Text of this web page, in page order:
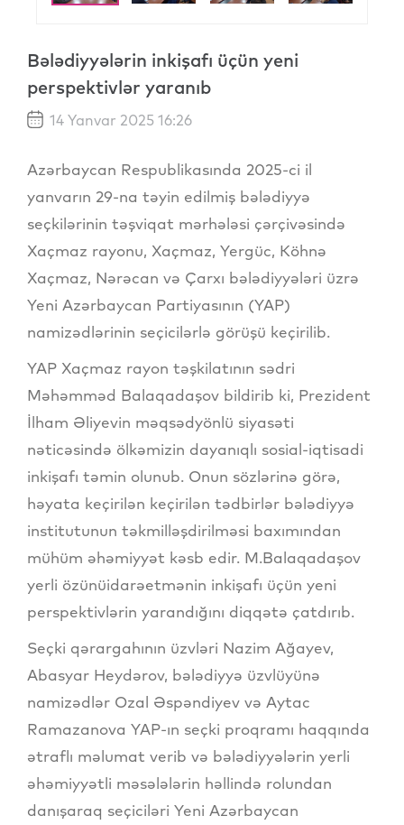
Bələdiyyələrin inkişafı üçün yeni
perspektivlər yaranıb
14 Yanvar 2025 16:26
Azərbaycan Respublikasında 2025-ci il
yanvarın 29-na təyin edilmiş bələdiyyə
seçkilərinin təşviqat mərhələsi çərçivəsində
Xaçmaz rayonu, Xaçmaz, Yergüc, Köhnə
Xaçmaz, Nərəcan və Çarxı bələdiyyələri üzrə
Yeni Azərbaycan Partiyasının (YAP)
namizədlərinin seçicilərlə görüşü keçirilib.
YAP Xaçmaz rayon təşkilatının sədri
Məhəmməd Balaqadaşov bildirib ki, Prezident
İlham Əliyevin məqsədyönlü siyasəti
nəticəsində ölkəmizin dayanıqlı sosial-iqtisadi
inkişafı təmin olunub. Onun sözlərinə görə,
həyata keçirilən keçirilən tədbirlər bələdiyyə
institutunun təkmilləşdirilməsi baxımından
mühüm əhəmiyyət kəsb edir. M.Balaqadaşov
yerli özünüidarəetmənin inkişafı üçün yeni
perspektivlərin yarandığını diqqətə çatdırıb.
Seçki qərargahının üzvləri Nazim Ağayev,
Abasyar Heydərov, bələdiyyə üzvlüyünə
namizədlər Ozal Əspəndiyev və Aytac
Ramazanova YAP-ın seçki proqramı haqqında
ətraflı məlumat verib və bələdiyyələrin yerli
əhəmiyyətli məsələlərin həllində rolundan
danışaraq seçiciləri Yeni Azərbaycan